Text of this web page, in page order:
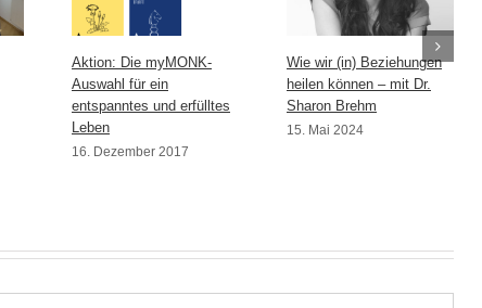
Aktion: Die myMONK-
Auswahl für ein
entspanntes und erfülltes
Leben
16. Dezember 2017
Wie wir (in) Beziehungen
heilen können – mit Dr.
Sharon Brehm
15. Mai 2024